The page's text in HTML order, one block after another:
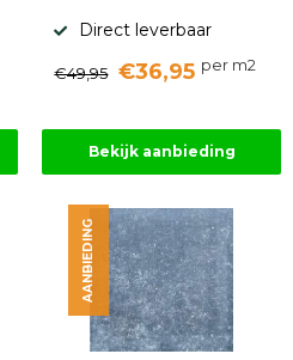
Direct leverbaar
€49,95 €36,95 per m2
Bekijk aanbieding
AANBIEDING